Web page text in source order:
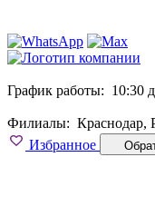
График работы: 10:30
Филиалы: Краснодар,
Избранное